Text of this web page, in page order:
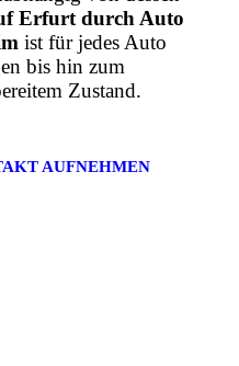
Erfurt durch Auto
ist für jedes Auto
bis hin zum
Zustand.
AUFNEHMEN